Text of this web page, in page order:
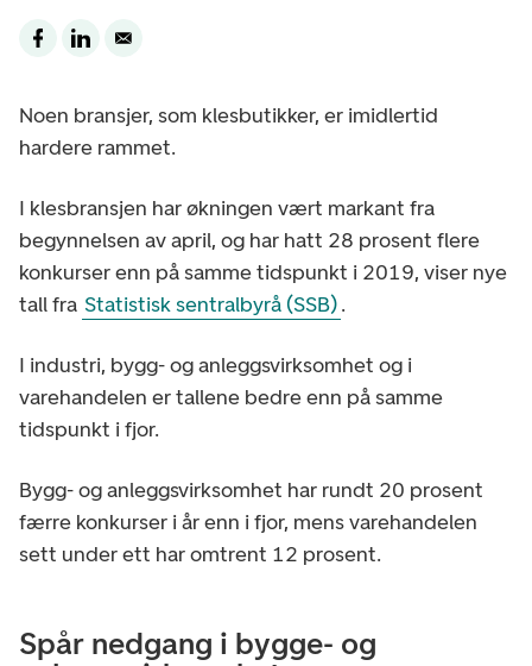
Noen bransjer, som klesbutikker, er imidlertid
hardere rammet.
I klesbransjen har økningen vært markant fra
begynnelsen av april, og har hatt 28 prosent flere
konkurser enn på samme tidspunkt i 2019, viser nye
tall fra Statistisk sentralbyrå (SSB).
I industri, bygg- og anleggsvirksomhet og i
varehandelen er tallene bedre enn på samme
tidspunkt i fjor.
Bygg- og anleggsvirksomhet har rundt 20 prosent
færre konkurser i år enn i fjor, mens varehandelen
sett under ett har omtrent 12 prosent.
Spår nedgang i bygge- og